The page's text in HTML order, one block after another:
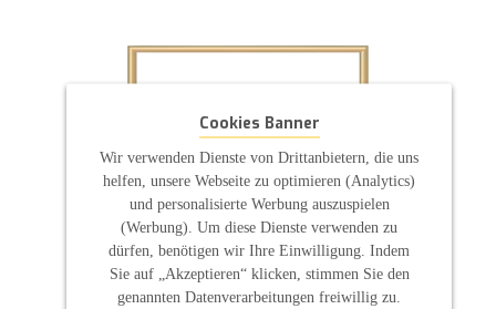
Cookies Banner
Wir verwenden Dienste von Drittanbietern, die uns
helfen, unsere Webseite zu optimieren (Analytics)
und personalisierte Werbung auszuspielen
(Werbung). Um diese Dienste verwenden zu
dürfen, benötigen wir Ihre Einwilligung. Indem
Sie auf „Akzeptieren“ klicken, stimmen Sie den
genannten Datenverarbeitungen freiwillig zu.